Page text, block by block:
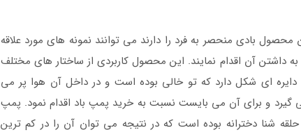
بادی منحصر به فرد را دارند می توانند نمونه های مورد علاقه
داشتن آن اقدام نمایند. این محصول کاربردی از ساختار های مختلف
دایره ای شکل دارد که تو خالی بوده است و در داخل آن هوا پر می
گیرد و برای آن می بایست نسبت به خرید پمپ باد اقدام نمود. پمپ
حلقه شنا دخترانه بوده است که در نتیجه می توان آن را در کم ترین